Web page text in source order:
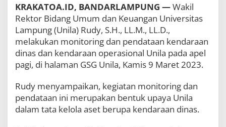
a
O
p
e
r
a
s
o
n
l
KRAKATOA.ID, BANDARLAMPUNG —Wakil
Rektor Bidang Umum dan Keuangan Universitas
Lampung (Unila) Rudy, S.H., LL.M., LL.D.,
melakukan monitoring dan pendataan kendaraan
dinas dan kendaraan operasional Unila pada apel
pagi, di halaman GSG Unila, Kamis 9 Maret 2023.
Rudy menyampaikan, kegiatan monitoring dan
pendataan ini merupakan bentuk upaya Unila
dalam tata kelola aset berupa kendaraan dinas.